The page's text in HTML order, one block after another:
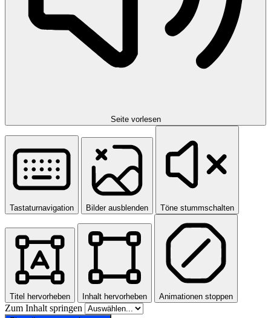
Seite vorlesen
Tastaturnavigation Bilder ausblenden Töne stummschalten
Titel hervorheben Inhalt hervorheben Animationen stoppen
Zum Inhalt springen